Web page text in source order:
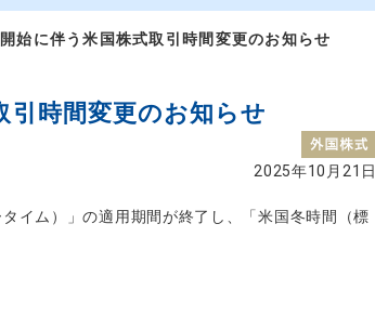
に伴う米国株式取引時間変更のお知らせ
引時間変更のお知らせ
2025年10月21日
イム）」の適用期間が終了し、「米国冬時間（標